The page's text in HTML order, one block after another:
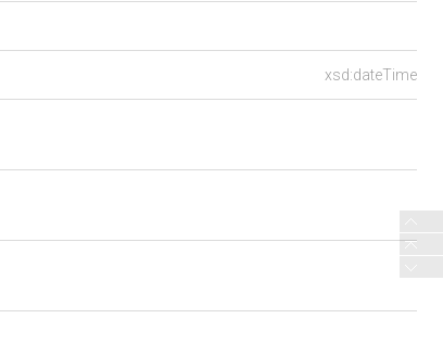
xsd:dateTime